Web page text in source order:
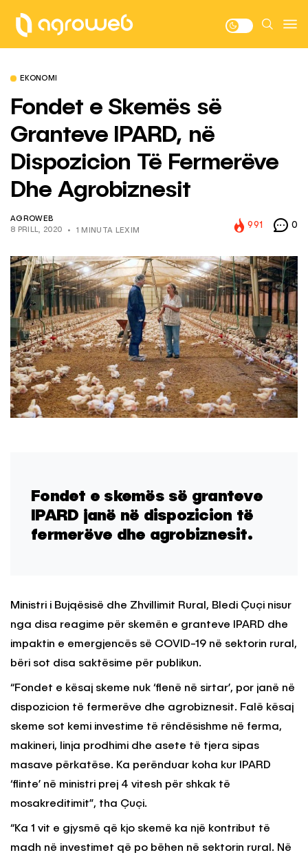
EKONOMI
Fondet e Skemës së
Granteve IPARD, në
Dispozicion Të Fermerëve
Dhe Agrobiznesit
AGROWEB
8 PRILL, 2020
1 MINUTA LEXIM
991 0
Fondet e skemës së granteve
IPARD janë në dispozicion të
fermerëve dhe agrobiznesit.
Ministri i Bujqësisë dhe Zhvillimit Rural, Bledi Çuçi nisur
nga disa reagime për skemën e granteve IPARD dhe
impaktin e emergjencës së COVID-19 në sektorin rural,
bëri sot disa saktësime për publikun.
“Fondet e kësaj skeme nuk ‘flenë në sirtar’, por janë në
dispozicion të fermerëve dhe agrobiznesit. Falë kësaj
skeme sot kemi investime të rëndësishme në ferma,
makineri, linja prodhimi dhe asete të tjera sipas
masave përkatëse. Ka perënduar koha kur IPARD
‘flinte’ në ministri prej 4 vitesh për shkak të
mosakreditimit”, tha Çuçi.
“Ka 1 vit e gjysmë që kjo skemë ka një kontribut të
madh në investimet që po bëhen në sektorin rural. Në